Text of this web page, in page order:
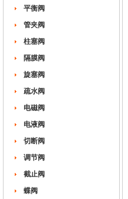
平衡阀
管夹阀
柱塞阀
隔膜阀
旋塞阀
疏水阀
电磁阀
电液阀
切断阀
调节阀
截止阀
蝶阀